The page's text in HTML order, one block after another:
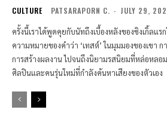
CULTURE PATSARAPORN C. - JULY 29,
ครั้งนี้เราได้พูดคุยกับนัทถึงเบื้องหลังของซิงเกิ้ลแ
ความหมายของคำว่า ‘เทสต์’ ในมุมมองของเขา
การสร้างผลงาน ไปจนถึงนิยามรสนิยมที่หล่อหลอ
ศิลปินและคนรุ่นใหม่ที่กำลังค้นหาเสียงของตัวเอง